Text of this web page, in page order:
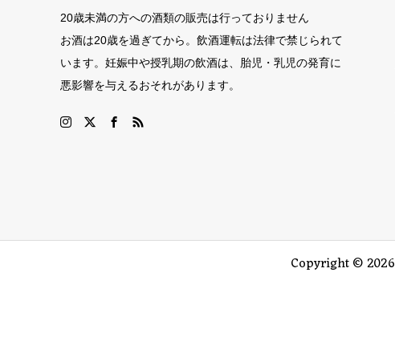
20歳未満の方への酒類の販売は行っておりません
お酒は20歳を過ぎてから。飲酒運転は法律で禁じられて
います。妊娠中や授乳期の飲酒は、胎児・乳児の発育に
悪影響を与えるおそれがあります。
Copyright ©2026